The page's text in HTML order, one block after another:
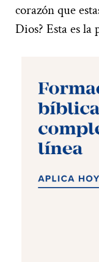
corazón que
Dios? Esta es